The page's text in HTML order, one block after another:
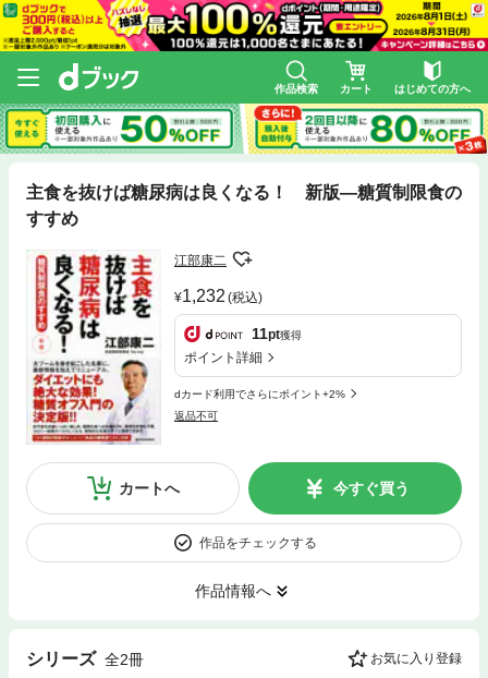
作品検索 カート はじめての方へ
主食を抜けば糖尿病は良くなる！ 新版―糖質制限食の
すすめ
江部康二
1,232 (税込)
11pt獲得
ポイント詳細
dカード利用でさらにポイント+2%
返品不可
カートへ 今すぐ買う
作品をチェックする
作品情報へ
シリーズ 全2冊 お気に入り登録